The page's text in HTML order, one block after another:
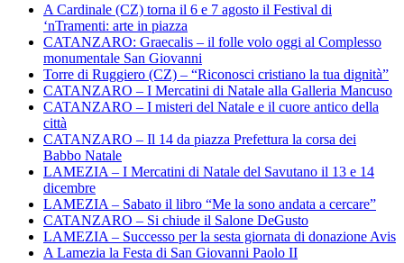
A Cardinale (CZ) torna il 6 e 7 agosto il Festival di
‘nTramenti: arte in piazza
CATANZARO: Graecalis – il folle volo oggi al Complesso
monumentale San Giovanni
Torre di Ruggiero (CZ) – “Riconosci cristiano la tua dignità”
CATANZARO – I Mercatini di Natale alla Galleria Mancuso
CATANZARO – I misteri del Natale e il cuore antico della
città
CATANZARO – Il 14 da piazza Prefettura la corsa dei
Babbo Natale
LAMEZIA – I Mercatini di Natale del Savutano il 13 e 14
dicembre
LAMEZIA – Sabato il libro “Me la sono andata a cercare”
CATANZARO – Si chiude il Salone DeGusto
LAMEZIA – Successo per la sesta giornata di donazione Avis
A Lamezia la Festa di San Giovanni Paolo II